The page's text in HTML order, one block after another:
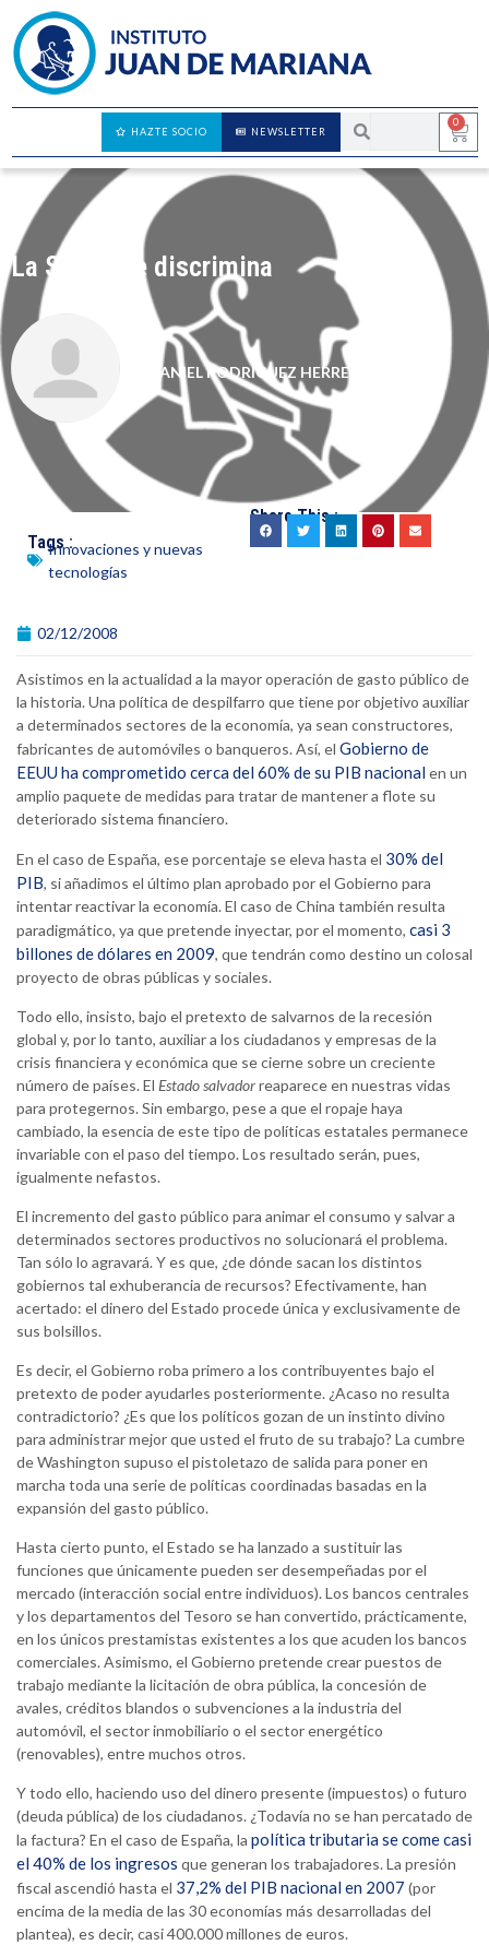
0
NEWSLETTER
HAZTE SOCIO
La SGAE me discrimina
DANIEL RODRÍGUEZ HERRERA
Tags :Innovaciones y nuevas
tecnologías
Share This :
02/12/2008
Asistimos en la actualidad a la mayor operación de gasto público de
la historia. Una política de despilfarro que tiene por objetivo auxiliar
a determinados sectores de la economía, ya sean constructores,
fabricantes de automóviles o banqueros. Así, el Gobierno de
EEUU ha comprometido cerca del 60% de su PIB nacional en un
amplio paquete de medidas para tratar de mantener a flote su
deteriorado sistema financiero.
En el caso de España, ese porcentaje se eleva hasta el 30% del
PIB, si añadimos el último plan aprobado por el Gobierno para
intentar reactivar la economía. El caso de China también resulta
paradigmático, ya que pretende inyectar, por el momento, casi 3
billones de dólares en 2009, que tendrán como destino un colosal
proyecto de obras públicas y sociales.
Todo ello, insisto, bajo el pretexto de salvarnos de la recesión
global y, por lo tanto, auxiliar a los ciudadanos y empresas de la
crisis financiera y económica que se cierne sobre un creciente
número de países. El Estado salvadorreaparece en nuestras vidas
para protegernos. Sin embargo, pese a que el ropaje haya
cambiado, la esencia de este tipo de políticas estatales permanece
invariable con el paso del tiempo. Los resultado serán, pues,
igualmente nefastos.
El incremento del gasto público para animar el consumo y salvar a
determinados sectores productivos no solucionará el problema.
Tan sólo lo agravará. Y es que, ¿de dónde sacan los distintos
gobiernos tal exhuberancia de recursos? Efectivamente, han
acertado: el dinero del Estado procede única y exclusivamente de
sus bolsillos.
Es decir, el Gobierno roba primero a los contribuyentes bajo el
pretexto de poder ayudarles posteriormente. ¿Acaso no resulta
contradictorio? ¿Es que los políticos gozan de un instinto divino
para administrar mejor que usted el fruto de su trabajo? La cumbre
de Washington supuso el pistoletazo de salida para poner en
marcha toda una serie de políticas coordinadas basadas en la
expansión del gasto público.
Hasta cierto punto, el Estado se ha lanzado a sustituir las
funciones que únicamente pueden ser desempeñadas por el
mercado (interacción social entre individuos). Los bancos centrales
y los departamentos del Tesoro se han convertido, prácticamente,
en los únicos prestamistas existentes a los que acuden los bancos
comerciales. Asimismo, el Gobierno pretende crear puestos de
trabajo mediante la licitación de obra pública, la concesión de
avales, créditos blandos o subvenciones a la industria del
automóvil, el sector inmobiliario o el sector energético
(renovables), entre muchos otros.
Y todo ello, haciendo uso del dinero presente (impuestos) o futuro
(deuda pública) de los ciudadanos. ¿Todavía no se han percatado de
la factura? En el caso de España, la política tributaria se come casi
el 40% de los ingresos que generan los trabajadores. La presión
fiscal ascendió hasta el 37,2% del PIB nacional en 2007 (por
encima de la media de las 30 economías más desarrolladas del
plantea), es decir, casi 400.000 millones de euros.